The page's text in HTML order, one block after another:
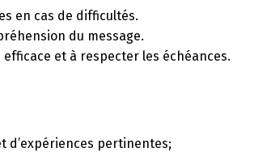
en cas de difficultés.
du message.
et à respecter les échéances.
d’expériences pertinentes;